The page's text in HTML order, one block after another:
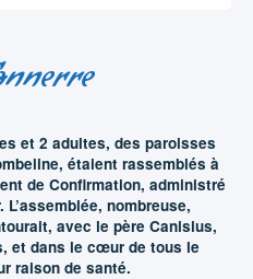
et 2 adultes, des paroisses
étaient rassemblés à
de Confirmation, administré
nombreuse,
avec le père Canisius,
et dans le cœur de tous le
raison de santé.